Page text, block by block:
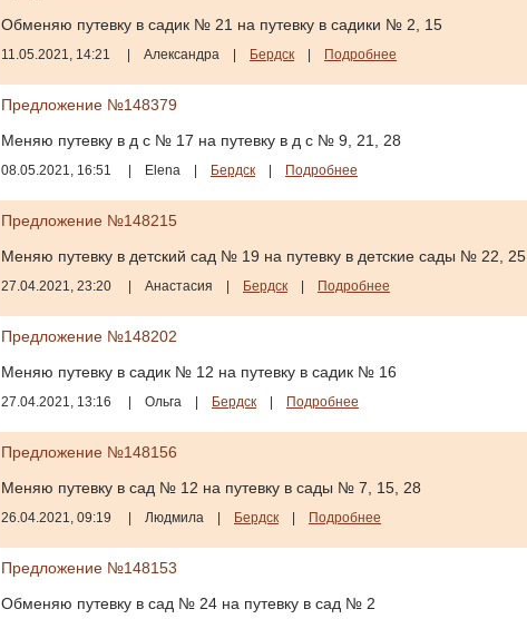
Обменяю путевку в садик № 21 на путевку в садики № 2, 15
11.05.2021, 14:21 Александра Бердск Подробнее
Предложение №148379
Меняю путевку в д с № 17 на путевку в д с № 9, 21, 28
08.05.2021, 16:51 Elena Бердск Подробнее
Предложение №148215
Меняю путевку в детский сад № 19 на путевку в детские сады № 22, 25
27.04.2021, 23:20 Анастасия Бердск Подробнее
Предложение №148202
Меняю путевку в садик № 12 на путевку в садик № 16
27.04.2021, 13:16 Ольга Бердск Подробнее
Предложение №148156
Меняю путевку в сад № 12 на путевку в сады № 7, 15, 28
26.04.2021, 09:19 Людмила Бердск Подробнее
Предложение №148153
Обменяю путевку в сад № 24 на путевку в сад № 2